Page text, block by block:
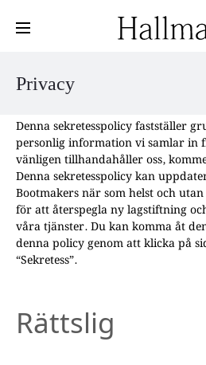
Privacy
Denna sekretesspolicy fastställer
personlig information vi samlar in
vänligen tillhandahåller oss,
Denna sekretesspolicy kan
Bootmakers när som helst och
för att återspegla ny lagstiftning
våra tjänster. Du kan komma åt
denna policy genom att klicka på
“Sekretess”.
Rättslig